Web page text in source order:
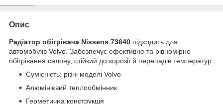
Опис
Радіатор обігрівача Nissens 73640 підходить для
автомобілів Volvo. Забезпечує ефективне та рівномірне
обігрівання салону, стійкий до корозії й перепадів температур.
Сумісність: різні моделі Volvo
Алюмінієвий теплообмінник
Герметична конструкція